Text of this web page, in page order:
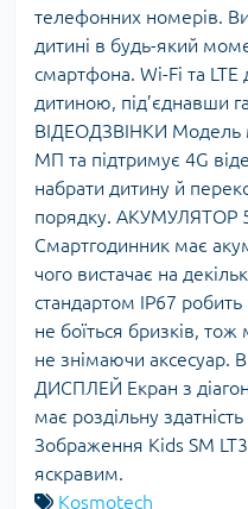
телефонних номерів.
дитині в будь-який
смартфона. Wi-Fi та LTE
дитиною, під’єднавши
ВІДЕОДЗВІНКИ Модель
МП та підтримує 4G
набрати дитину й
порядку. АКУМУЛЯТОР
Смартгодинник має
чого вистачає на
стандартом IP67 робить
не боїться бризків,
не знімаючи
ДИСПЛЕЙ Екран з
має роздільну
Зображення Kids SM
яскравим.
Kosmotech